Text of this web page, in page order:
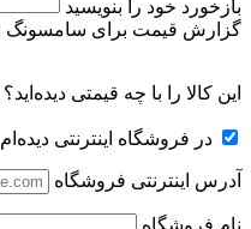
بازخورد خود را بنویسید
گزارش قیمت برای سامسونگ S22
این کالا را با چه قیمتی دیده‌اید؟
در فروشگاه اینترنتی دیده‌ام
آدرس اینترنتی فروشگاه
نام فروشگاه